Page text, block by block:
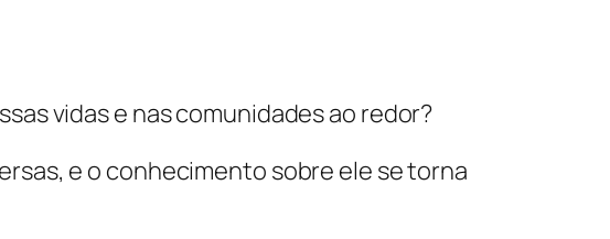
vidas e nas comunidades ao redor?
e o conhecimento sobre ele se torna